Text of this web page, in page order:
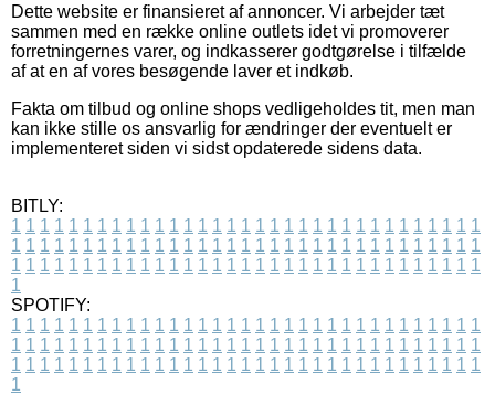
Dette website er finansieret af annoncer. Vi arbejder tæt
sammen med en række online outlets idet vi promoverer
forretningernes varer, og indkasserer godtgørelse i tilfælde
af at en af vores besøgende laver et indkøb.
Fakta om tilbud og online shops vedligeholdes tit, men man
kan ikke stille os ansvarlig for ændringer der eventuelt er
implementeret siden vi sidst opdaterede sidens data.
BITLY:
1 1 1 1 1 1 1 1 1 1 1 1 1 1 1 1 1 1 1 1 1 1 1 1 1 1 1 1 1 1 1 1 1
1 1 1 1 1 1 1 1 1 1 1 1 1 1 1 1 1 1 1 1 1 1 1 1 1 1 1 1 1 1 1 1 1
1 1 1 1 1 1 1 1 1 1 1 1 1 1 1 1 1 1 1 1 1 1 1 1 1 1 1 1 1 1 1 1 1
1
SPOTIFY:
1 1 1 1 1 1 1 1 1 1 1 1 1 1 1 1 1 1 1 1 1 1 1 1 1 1 1 1 1 1 1 1 1
1 1 1 1 1 1 1 1 1 1 1 1 1 1 1 1 1 1 1 1 1 1 1 1 1 1 1 1 1 1 1 1 1
1 1 1 1 1 1 1 1 1 1 1 1 1 1 1 1 1 1 1 1 1 1 1 1 1 1 1 1 1 1 1 1 1
1